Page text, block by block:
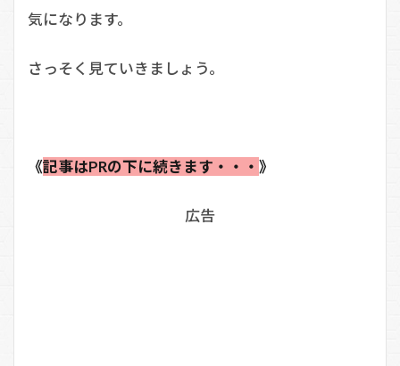
気になります。
さっそく見ていきましょう。
《記事はPRの下に続きます・・・ 》
広告